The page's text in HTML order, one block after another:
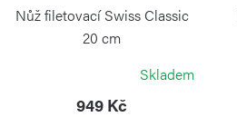
Nůž filetovací Swiss Classic
20 cm
Skladem
949 Kč